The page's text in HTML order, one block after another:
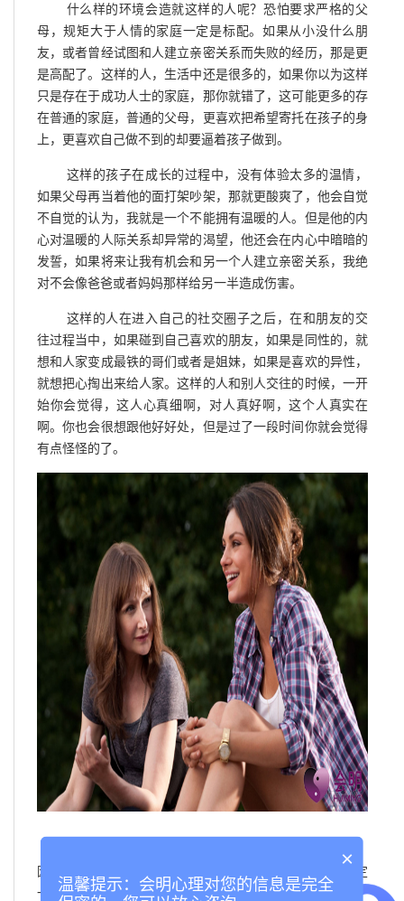
什么样的环境会造就这样的人呢？恐怕要求严格的父
母，规矩大于人情的家庭一定是标配。如果从小没什么朋
友，或者曾经试图和人建立亲密关系而失败的经历，那是更
是高配了。这样的人，生活中还是很多的，如果你以为这样
只是存在于成功人士的家庭，那你就错了，这可能更多的存
在普通的家庭，普通的父母，更喜欢把希望寄托在孩子的身
上，更喜欢自己做不到的却要逼着孩子做到。
这样的孩子在成长的过程中，没有体验太多的温情，
如果父母再当着他的面打架吵架，那就更酸爽了，他会自觉
不自觉的认为，我就是一个不能拥有温暖的人。但是他的内
心对温暖的人际关系却异常的渴望，他还会在内心中暗暗的
发誓，如果将来让我有机会和另一个人建立亲密关系，我绝
对不会像爸爸或者妈妈那样给另一半造成伤害。
这样的人在进入自己的社交圈子之后，在和朋友的交
往过程当中，如果碰到自己喜欢的朋友，如果是同性的，就
想和人家变成最铁的哥们或者是姐妹，如果是喜欢的异性，
就想把心掏出来给人家。这样的人和别人交往的时候，一开
始你会觉得，这人心真细啊，对人真好啊，这个人真实在
啊。你也会很想跟他好好处，但是过了一段时间你就会觉得
有点怪怪的了。
因为你会觉得好像总是欠着他的，而且他好像是想和你绑定
一样，而且你感觉他喜欢的好像不是你本身，而是他想象中
×
温馨提示：会明心理对您的信息是完全